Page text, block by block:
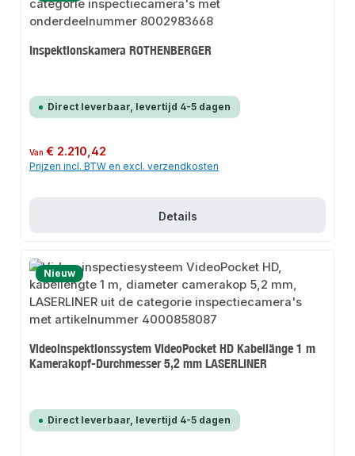
Inspektionskamera ROTHENBERGER
Direct leverbaar, levertijd 4-5 dagen
Normale prijs:
Van€ 2.210,42
Prijzen incl. BTW en excl. verzendkosten
Details
Nieuw
Videoinspektionssystem VideoPocket HD Kabellänge 1 m
Kamerakopf-Durchmesser 5,2 mm LASERLINER
Direct leverbaar, levertijd 4-5 dagen